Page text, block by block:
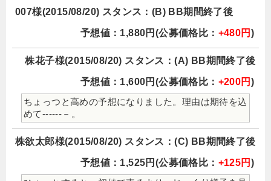
007様(2015/08/20) スタンス：(B) BB期間終了後
予想値：1,880円(公募価格比： +480円 )
株花子様(2015/08/20) スタンス：(A) BB期間終了後
予想値：1,600円(公募価格比： +200円 )
ちょっつと高めの予想になりました。理由は期待を込
めて------－。
株欲太郎様(2015/08/20) スタンス：(C) BB期間終了後
予想値：1,525円(公募価格比： +125円 )